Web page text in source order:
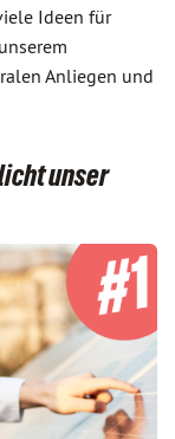
Ideen für
Anliegen und
unser